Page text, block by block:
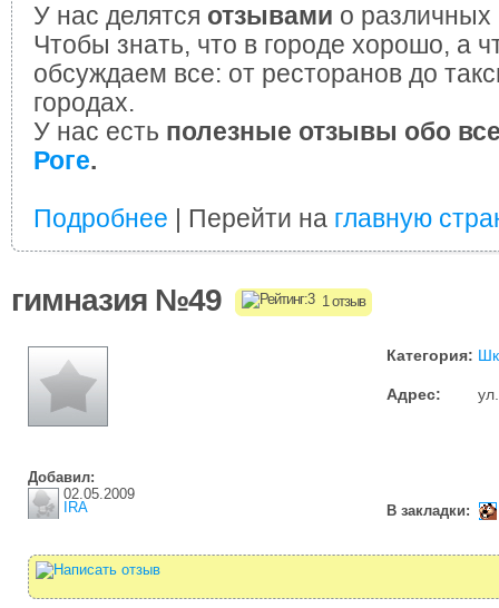
У нас делятся отзывами о различных
Чтобы знать, что в городе хорошо, а
обсуждаем все: от ресторанов до
городах.
У нас есть полезные отзывы обо
Роге.
Подробнее | Перейти на главную
гимназия №49 1 отзыв
Категория:
Адрес:
Добавил:
02.05.2009
IRA
В закладки: